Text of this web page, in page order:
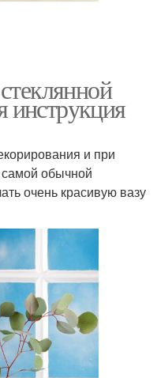
инструкция
и при
обычной
очень красивую вазу